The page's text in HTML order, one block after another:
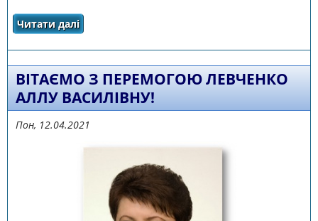
Читати далі
ВСЕУКРАЇНСЬКОГО КОНКУРСУ «УЧИТЕЛЬ
ВІТАЄМО З ПЕРЕМОГОЮ ЛЕВЧЕНКО
АЛЛУ ВАСИЛІВНУ!
Пон, 12.04.2021